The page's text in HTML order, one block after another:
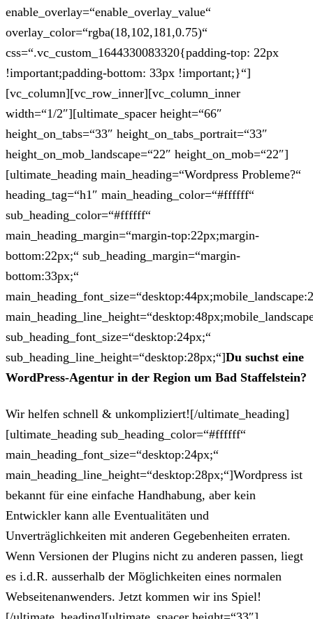
enable_overlay=“enable_overlay_value“
overlay_color=“rgba(18,102,181,0.75)“
css=“.vc_custom_1644330083320{padding-top: 22px
!important;padding-bottom: 33px !important;}“]
[vc_column][vc_row_inner][vc_column_inner
width=“1/2″][ultimate_spacer height=“66″
height_on_tabs=“33″ height_on_tabs_portrait=“33″
height_on_mob_landscape=“22″ height_on_mob=“22″]
[ultimate_heading main_heading=“Wordpress Probleme?“
heading_tag=“h1″ main_heading_color=“#ffffff“
sub_heading_color=“#ffffff“
main_heading_margin=“margin-top:22px;margin-
bottom:22px;“ sub_heading_margin=“margin-
bottom:33px;“
sub_heading_font_size=“desktop:24px;“
sub_heading_line_height=“desktop:28px;“]Du suchst eine
WordPress-Agentur in der Region um Bad Staffelstein?
Wir helfen schnell & unkompliziert![/ultimate_heading]
[ultimate_heading sub_heading_color=“#ffffff“
main_heading_font_size=“desktop:24px;“
main_heading_line_height=“desktop:28px;“]Wordpress ist
bekannt für eine einfache Handhabung, aber kein
Entwickler kann alle Eventualitäten und
Unverträglichkeiten mit anderen Gegebenheiten erraten.
Wenn Versionen der Plugins nicht zu anderen passen, liegt
es i.d.R. ausserhalb der Möglichkeiten eines normalen
Webseitenanwenders. Jetzt kommen wir ins Spiel!